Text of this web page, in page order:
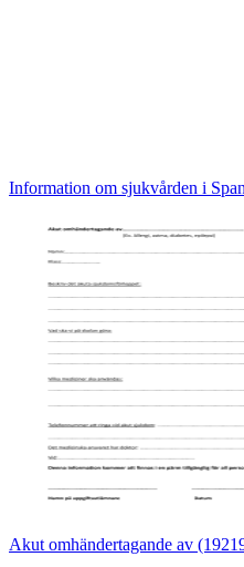
Information om sjukvården i
Akut omhändertagande av